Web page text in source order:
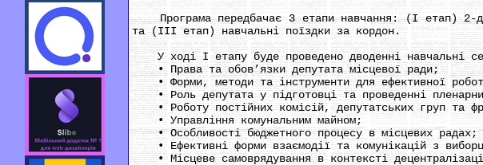
Програма передбачає 3 етапи навчання: (І етап) 2-
та (ІІІ етап) навчальні поїздки за кордон.
У ході І етапу буде проведено дводенні навчальні
• Права та обов’язки депутата місцевої ради;
• Форми, методи та інструменти для ефективної
• Роль депутата у підготовці та проведенні
• Роботу постійних комісій, депутатських груп та
• Управління комунальним майном;
• Особливості бюджетного процесу в місцевих радах;
• Ефективні форми взаємодії та комунікацій з
• Місцеве самоврядування в контексті